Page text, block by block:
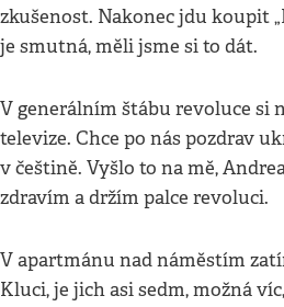
zkušenost. Nakonec jdu koupit
je smutná, měli jsme si to dát.
V generálním štábu revoluce si
televize. Chce po nás pozdrav
v češtině. Vyšlo to na mě,
zdravím a držím palce revoluci.
V apartmánu nad náměstím
Kluci, je jich asi sedm, možná